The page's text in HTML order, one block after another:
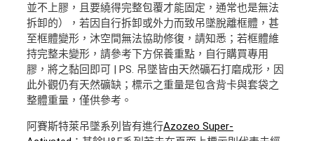
並不上膠，且要繞得完整包覆才能固定，通常也是無法
拆卸的），若因自行拆卸或外力而致吊墜脫離框體，甚
至框體變形，沐空間無法協助修復，請知悉；若框體維
持完整未變形，請參考下方保養重點，自行購買專用
膠，將之黏回即可 | PS. 吊墜皆由天然礦石打磨成形，因
此外觀仍有天然礦缺；標示之重量是包含背卡與套袋之
整體重量，僅供參考。
阿賽斯特萊吊墜系列皆有進行Azozeo Super-